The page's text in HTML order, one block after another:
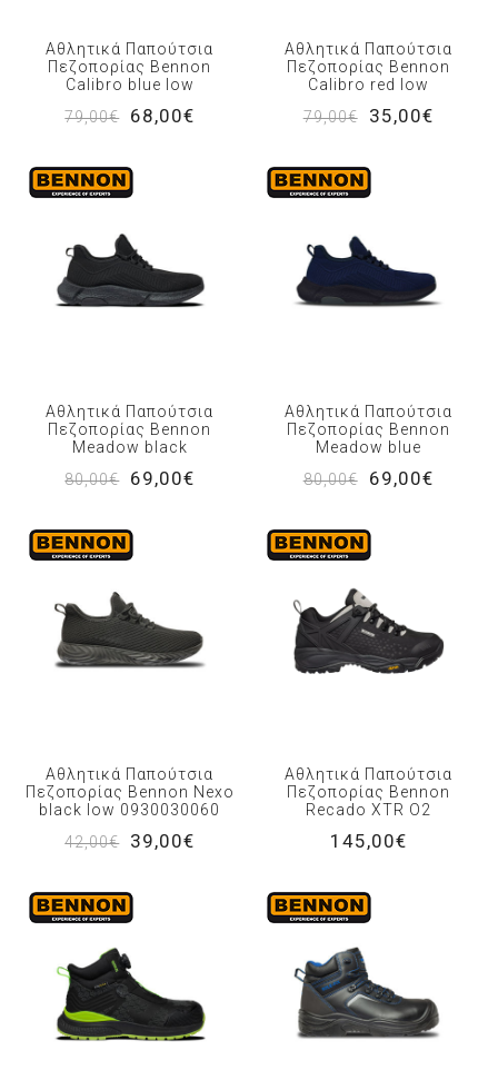
Αθλητικά Παπούτσια
Πεζοπορίας Bennon
Calibro blue low
79,00€
68,00€
Αθλητικά Παπούτσια
Πεζοπορίας Bennon
Calibro red low
79,00€
35,00€
Αθλητικά Παπούτσια
Πεζοπορίας Bennon
Meadow black
80,00€
69,00€
Αθλητικά Παπούτσια
Πεζοπορίας Bennon
Meadow blue
80,00€
69,00€
Αθλητικά Παπούτσια
Πεζοπορίας Bennon Nexo
black low 0930030060
42,00€
39,00€
Αθλητικά Παπούτσια
Πεζοπορίας Bennon
Recado XTR O2
145,00€